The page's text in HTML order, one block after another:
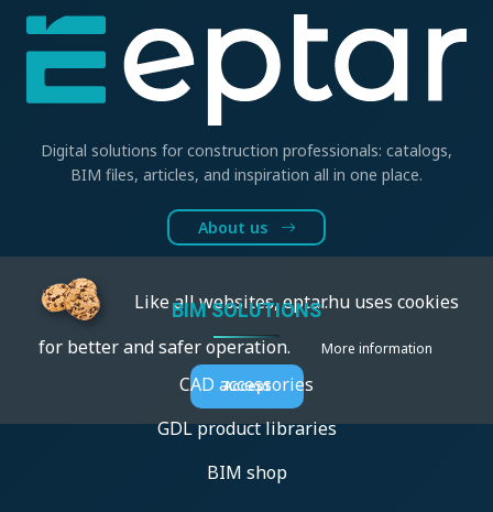
Digital solutions for construction professionals: catalogs,
BIM files, articles, and inspiration all in one place.
About us
BIM SOLUTIONS
CAD accessories
GDL product libraries
BIM shop
Like all websites, eptar.hu uses cookies
for better and safer operation.
More information
Accept